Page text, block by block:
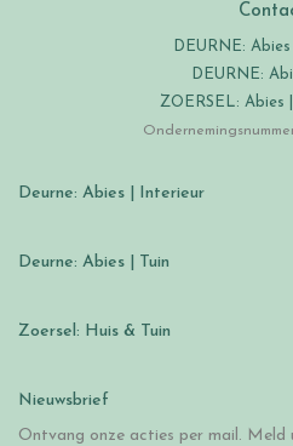
DEURNE:
DEURNE:
ZOERSEL: Abies
Deurne: Abies | Interieur
Deurne: Abies | Tuin
Zoersel: Huis & Tuin
Nieuwsbrief
Ontvang onze acties per mail. Meld